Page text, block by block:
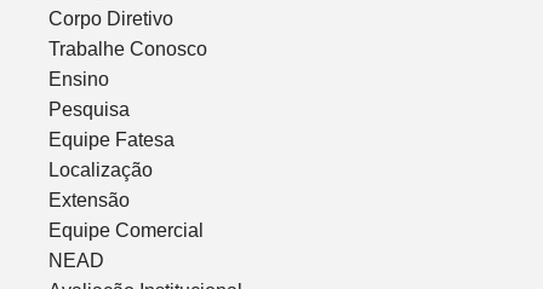
Corpo Diretivo
Trabalhe Conosco
Ensino
Pesquisa
Equipe Fatesa
Localização
Extensão
Equipe Comercial
NEAD